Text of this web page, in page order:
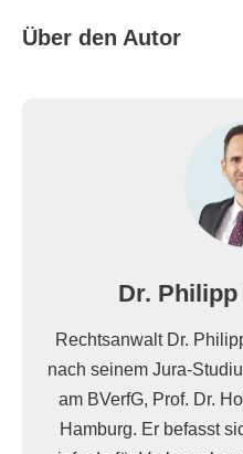
Über den Autor
Dr.
Rechtsanwalt Dr.
nach seinem Jura-
am BVerfG, Prof. Dr.
Hamburg. Er befasst